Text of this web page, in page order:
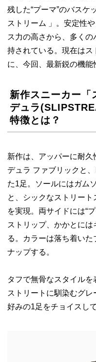
残した“プーマ”のバスケ
ストリーム 」。安定性
ス力の高さから、多く
持されている。現在は
に、今回、最新鋭の機能
新作スニーカー「
デュラ
特徴とは？
新作は、アッパーに耐
デュラ ファブリックと
た1足。ソールにはガム
と、シックなストリー
を実現。両サイドには“
ストリップ、かかとに
る。カラーは落ち着い
ナップする。
タフで無骨なスタイルを
ストリートに馴染むグ
好みの1足をチョイスして